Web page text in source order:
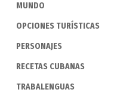
MUNDO
OPCIONES TURÍSTICAS
PERSONAJES
RECETAS CUBANAS
TRABALENGUAS